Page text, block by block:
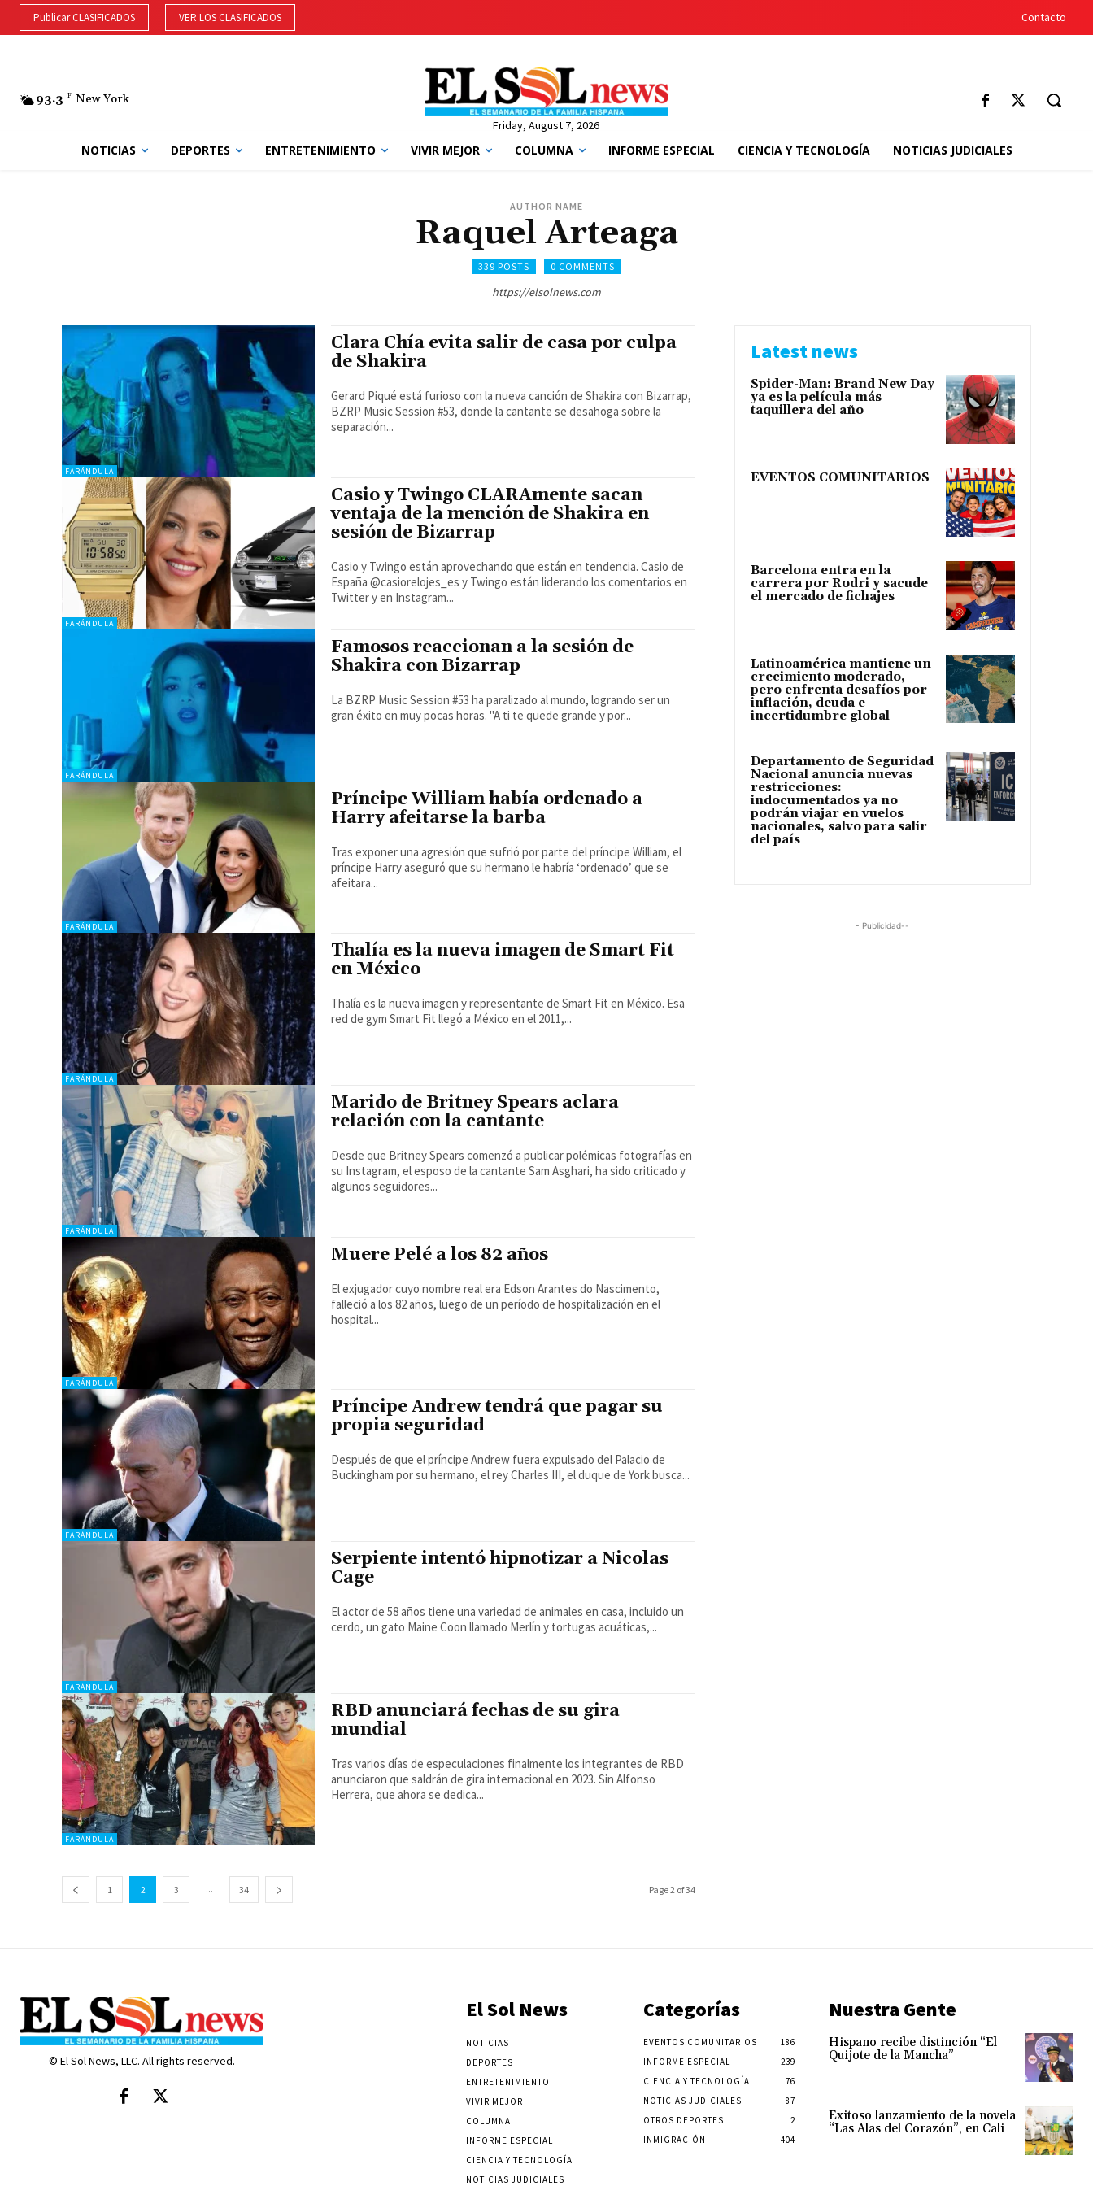
Publicar CLASIFICADOS VER LOS CLASIFICADOS Contacto
93.3 F New York
Friday, August 7, 2026
NOTICIAS DEPORTES ENTRETENIMIENTO VIVIR MEJOR COLUMNA INFORME ESPECIAL CIENCIA Y TECNOLOGÍA NOTICIAS JUDICIALES
AUTHOR NAME
Raquel Arteaga
339 POSTS 0 COMMENTS
https://elsolnews.com
FARÁNDULA
Clara Chía evita salir de casa por culpa
de Shakira
Gerard Piqué está furioso con la nueva canción de Shakira con Bizarrap,
BZRP Music Session #53, donde la cantante se desahoga sobre la
separación...
FARÁNDULA
Casio y Twingo CLARAmente sacan
ventaja de la mención de Shakira en
sesión de Bizarrap
Casio y Twingo están aprovechando que están en tendencia. Casio de
España @casiorelojes_es y Twingo están liderando los comentarios en
Twitter y en Instagram...
FARÁNDULA
Famosos reaccionan a la sesión de
Shakira con Bizarrap
La BZRP Music Session #53 ha paralizado al mundo, logrando ser un
gran éxito en muy pocas horas. "A ti te quede grande y por...
FARÁNDULA
Príncipe William había ordenado a
Harry afeitarse la barba
Tras exponer una agresión que sufrió por parte del príncipe William, el
príncipe Harry aseguró que su hermano le habría ‘ordenado’ que se
afeitara...
FARÁNDULA
Thalía es la nueva imagen de Smart Fit
en México
Thalía es la nueva imagen y representante de Smart Fit en México. Esa
red de gym Smart Fit llegó a México en el 2011,...
FARÁNDULA
Marido de Britney Spears aclara
relación con la cantante
Desde que Britney Spears comenzó a publicar polémicas fotografías en
su Instagram, el esposo de la cantante Sam Asghari, ha sido criticado y
algunos seguidores...
FARÁNDULA
Muere Pelé a los 82 años
El exjugador cuyo nombre real era Edson Arantes do Nascimento,
falleció a los 82 años, luego de un período de hospitalización en el
hospital...
FARÁNDULA
Príncipe Andrew tendrá que pagar su
propia seguridad
Después de que el príncipe Andrew fuera expulsado del Palacio de
Buckingham por su hermano, el rey Charles III, el duque de York busca...
FARÁNDULA
Serpiente intentó hipnotizar a Nicolas
Cage
El actor de 58 años tiene una variedad de animales en casa, incluido un
cerdo, un gato Maine Coon llamado Merlín y tortugas acuáticas,...
FARÁNDULA
RBD anunciará fechas de su gira
mundial
Tras varios días de especulaciones finalmente los integrantes de RBD
anunciaron que saldrán de gira internacional en 2023. Sin Alfonso
Herrera, que ahora se dedica...
1 2 3 ... 34 Page 2 of 34
Latest news
Spider-Man: Brand New Day
ya es la película más
taquillera del año
EVENTOS COMUNITARIOS
Barcelona entra en la
carrera por Rodri y sacude
el mercado de fichajes
Latinoamérica mantiene un
crecimiento moderado,
pero enfrenta desafíos por
inflación, deuda e
incertidumbre global
Departamento de Seguridad
Nacional anuncia nuevas
restricciones:
indocumentados ya no
podrán viajar en vuelos
nacionales, salvo para salir
del país
- Publicidad--
© El Sol News, LLC. All rights reserved.
El Sol News
NOTICIAS
DEPORTES
ENTRETENIMIENTO
VIVIR MEJOR
COLUMNA
INFORME ESPECIAL
CIENCIA Y TECNOLOGÍA
NOTICIAS JUDICIALES
Categorías
EVENTOS COMUNITARIOS
186
INFORME ESPECIAL
239
CIENCIA Y TECNOLOGÍA
76
NOTICIAS JUDICIALES
87
OTROS DEPORTES
2
INMIGRACIÓN
404
Nuestra Gente
Hispano recibe distinción “El
Quijote de la Mancha”
Exitoso lanzamiento de la novela
“Las Alas del Corazón”, en Cali